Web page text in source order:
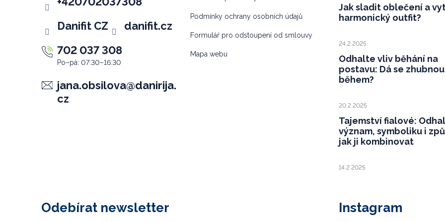
jana.obsilova@danirija.
cz
702 037 308
Danifit CZ danifit.cz
Podmínky ochrany osobních údajů
Formulář pro odstoupení od smlouvy
Mapa webu
Jak sladit oblečení a
harmonický outfit?
24.2.2025
Odhalte vliv běhání na
postavu: Dá se
během?
20.2.2025
Tajemství fialové:
význam, symboliku i
jak ji kombinovat
14.2.2025
Odebírat newsletter Instagram